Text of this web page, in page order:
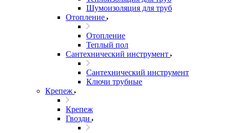
Шумоизоляция для труб
Отопление
Отопление
Теплый пол
Сантехнический инструмент
Сантехнический инструмент
Ключи трубные
Крепеж
Крепеж
Гвозди